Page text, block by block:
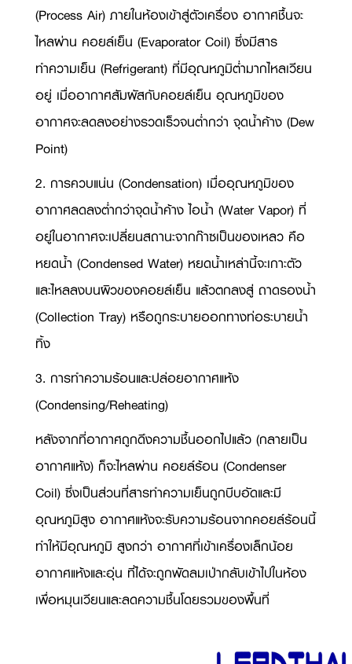
(Process Air) ภายในห้องเข้าสู่ตัวเครื่อง อากาศชื้นจะ
ไหลผ่าน คอยล์เย็น (Evaporator Coil) ซึ่งมีสาร
ทำความเย็น (Refrigerant) ที่มีอุณหภูมิต่ำมากไหลเวียน
อยู่ เมื่ออากาศสัมผัสกับคอยล์เย็น อุณหภูมิของ
อากาศจะลดลงอย่างรวดเร็วจนต่ำกว่า จุดน้ำค้าง (Dew
Point)
2. การควบแน่น (Condensation) เมื่ออุณหภูมิของ
อากาศลดลงต่ำกว่าจุดน้ำค้าง ไอน้ำ (Water Vapor) ที่
อยู่ในอากาศจะเปลี่ยนสถานะจากก๊าซเป็นของเหลว คือ
หยดน้ำ (Condensed Water) หยดน้ำเหล่านี้จะเกาะตัว
และไหลลงบนผิวของคอยล์เย็น แล้วตกลงสู่ ถาดรองน้ำ
(Collection Tray) หรือถูกระบายออกทางท่อระบายน้ำ
ทิ้ง
3. การทำความร้อนและปล่อยอากาศแห้ง
(Condensing/Reheating)
หลังจากที่อากาศถูกดึงความชื้นออกไปแล้ว (กลายเป็น
อากาศแห้ง) ก็จะไหลผ่าน คอยล์ร้อน (Condenser
Coil) ซึ่งเป็นส่วนที่สารทำความเย็นถูกบีบอัดและมี
อุณหภูมิสูง อากาศแห้งจะรับความร้อนจากคอยล์ร้อนนี้
ทำให้มีอุณหภูมิ สูงกว่า อากาศที่เข้าเครื่องเล็กน้อย
อากาศแห้งและอุ่น ที่ได้จะถูกพัดลมเป่ากลับเข้าไปในห้อง
เพื่อหมุนเวียนและลดความชื้นโดยรวมของพื้นที่